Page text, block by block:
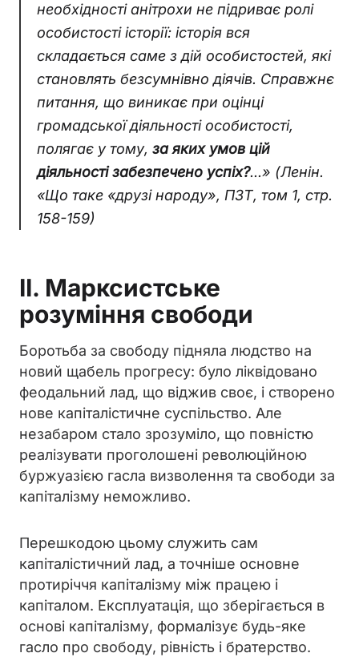
необхідності анітрохи не підриває ролі
особистості історії: історія вся
складається саме з дій особистостей, які
становлять безсумнівно діячів. Справжнє
питання, що виникає при оцінці
громадської діяльності особистості,
полягає у тому, за яких умов цій
діяльності забезпечено успіх?...» (Ленін.
«Що таке «друзі народу», ПЗТ, том 1, стр.
158-159)
ІІ. Марксистське
розуміння свободи
Боротьба за свободу підняла людство на
новий щабель прогресу: було ліквідовано
феодальний лад, що віджив своє, і створено
нове капіталістичне суспільство. Але
незабаром стало зрозуміло, що повністю
реалізувати проголошені революційною
буржуазією гасла визволення та свободи за
капіталізму неможливо.
Перешкодою цьому служить сам
капіталістичний лад, а точніше основне
протиріччя капіталізму між працею і
капіталом. Експлуатація, що зберігається в
основі капіталізму, формалізує будь-яке
гасло про свободу, рівність і братерство.